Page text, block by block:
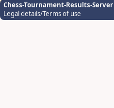
Chess-Tournament-Results-Server
Legal details/Terms of use